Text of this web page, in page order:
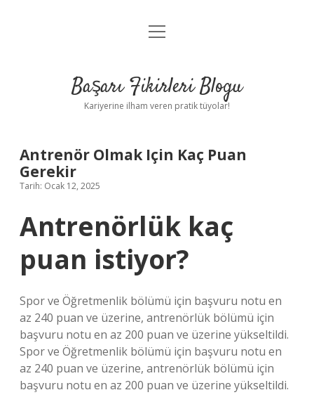
Anasayfa
Yasal Uyarı
menüyü
Başarı Fikirleri Blogu
Kariyerine ilham veren pratik tüyolar!
Antrenör Olmak Için Kaç Puan
Gerekir
Tarih: Ocak 12, 2025
Antrenörlük kaç
puan istiyor?
Spor ve Öğretmenlik bölümü için başvuru notu en
az 240 puan ve üzerine, antrenörlük bölümü için
başvuru notu en az 200 puan ve üzerine yükseltildi.
Spor ve Öğretmenlik bölümü için başvuru notu en
az 240 puan ve üzerine, antrenörlük bölümü için
başvuru notu en az 200 puan ve üzerine yükseltildi.